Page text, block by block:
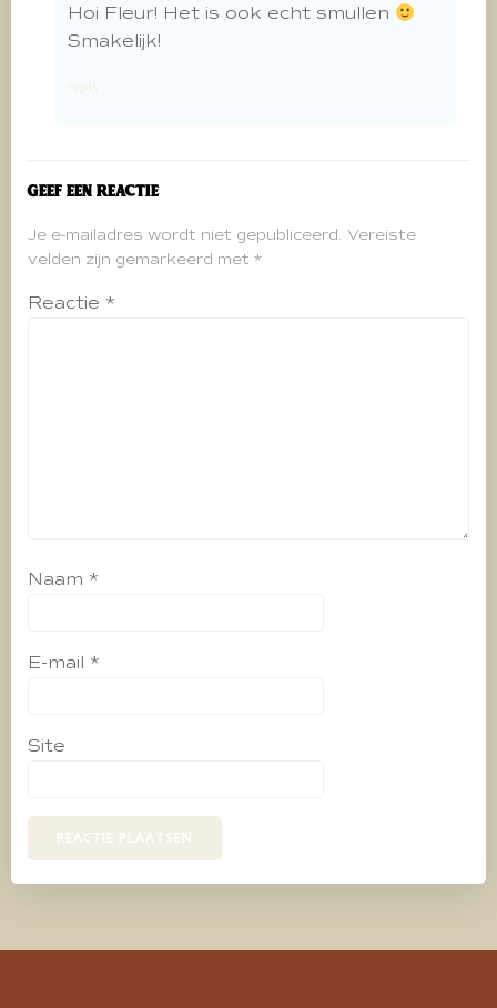
Hoi Fleur! Het is ook echt smullen
Smakelijk!
reply
Geef een reactie
Je e-mailadres wordt niet gepubliceerd. Vereiste
velden zijn gemarkeerd met *
Reactie *
Naam *
E-mail *
Site